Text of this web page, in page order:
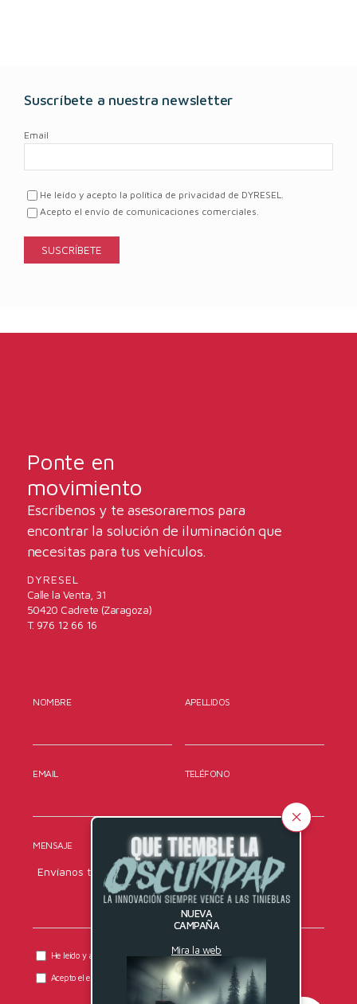
NUEVA
CAMPAÑA
Mira la web
Suscríbete a nuestra newsletter
Email
He leído y acepto la política de privacidad de DYRESEL.
Acepto el envío de comunicaciones comerciales.
Ponte en
movimiento
Escríbenos y te asesoraremos para
encontrar la solución de iluminación que
necesitas para tus vehículos.
DYRESEL
Calle la Venta, 31
50420 Cadrete (Zaragoza)
T. 976 12 66 16
NOMBRE APELLIDOS
EMAIL TELÉFONO
MENSAJE
He leído y acepto la política de privacidadde DYRESEL.
Acepto el envío de comunicaciones comerciales.